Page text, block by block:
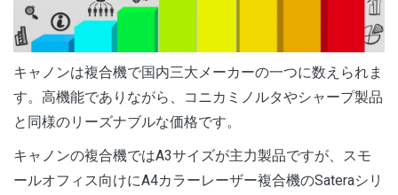
キャノンは複合機で国内三大メーカーの一つに数えられま
す。高機能でありながら、コニカミノルタやシャープ製品
と同様のリーズナブルな価格です。
キャノンの複合機ではA3サイズが主力製品ですが、スモ
ールオフィス向けにA4カラーレーザー複合機のSateraシリ